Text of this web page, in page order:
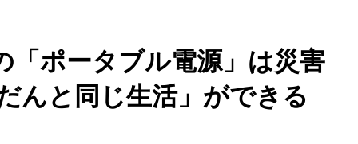
ポータブル電源」は災害
んと同じ生活」ができる